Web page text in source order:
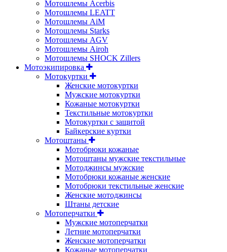
Мотошлемы Acerbis
Мотошлемы LEATT
Мотошлемы AiM
Мотошлемы Starks
Мотошлемы AGV
Мотошлемы Airoh
Мотошлемы SHOCK Zillers
Мотоэкипировка
Мотокуртки
Женские мотокуртки
Мужские мотокуртки
Кожаные мотокуртки
Текстильные мотокуртки
Мотокуртки с защитой
Байкерские куртки
Мотоштаны
Мотобрюки кожаные
Мотоштаны мужские текстильные
Мотоджинсы мужские
Мотобрюки кожаные женские
Мотобрюки текстильные женские
Женские мотоджинсы
Штаны детские
Мотоперчатки
Мужские мотоперчатки
Летние мотоперчатки
Женские мотоперчатки
Кожаные мотоперчатки